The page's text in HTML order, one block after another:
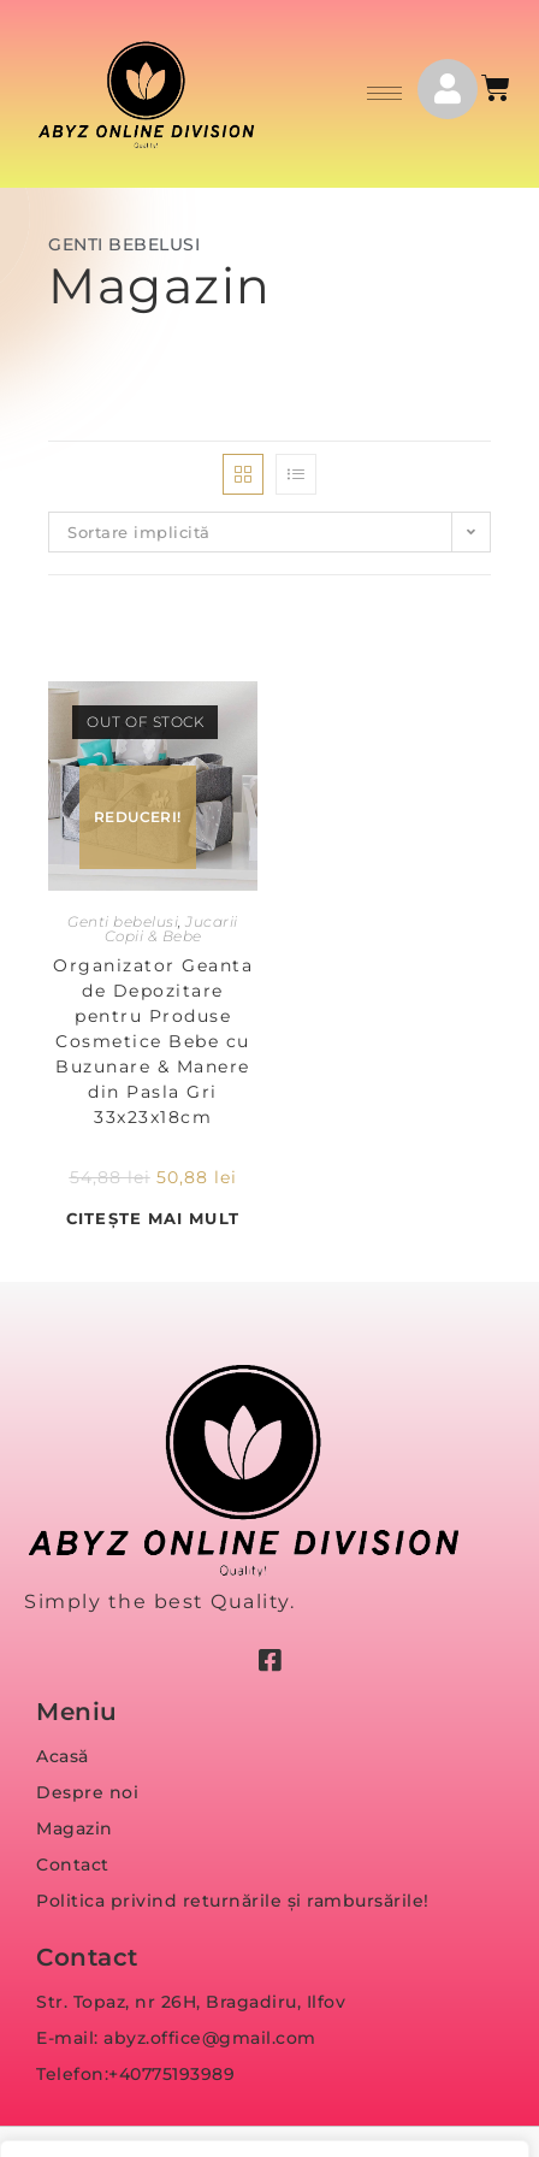
GENTI BEBELUSI
Magazin
Sortare implicită
OUT OF STOCK
REDUCERI!
Genti bebelusi Jucarii
Copii & Bebe
Organizator Geanta
de Depozitare
pentru Produse
Cosmetice Bebe cu
Buzunare & Manere
din Pasla Gri
33x23x18cm
54,88lei 50,88 lei
CITEȘTE MAI MULT
Simply the best Quality.
Meniu
Acasă
Despre noi
Magazin
Contact
Politica privind returnările și rambursările!
Contact
Str. Topaz, nr 26H, Bragadiru, Ilfov
E-mail: abyz.office@gmail.com
Telefon:+40775193989